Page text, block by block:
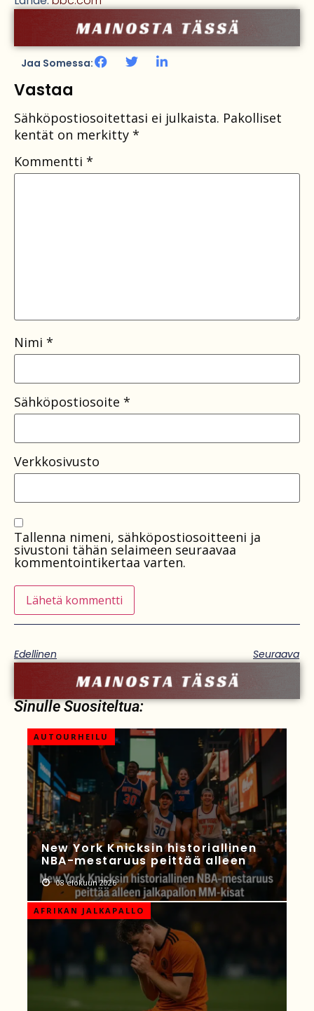
Jaa Somessa:
Vastaa
Sähköpostiosoitettasi ei julkaista. Pakolliset
kentät on merkitty *
Kommentti *
Nimi *
Sähköpostiosoite *
Verkkosivusto
Tallenna nimeni, sähköpostiosoitteeni ja
sivustoni tähän selaimeen seuraavaa
kommentointikertaa varten.
Edellinen Seuraava
Sinulle Suositeltua:
AUTOURHEILU
New York Knicksin historiallinen
NBA-mestaruus peittää alleen
08 elokuun 2026
AFRIKAN JALKAPALLO